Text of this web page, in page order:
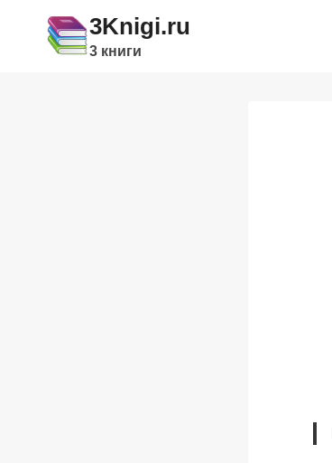
содержимому
3Knigi.ru
3 книги